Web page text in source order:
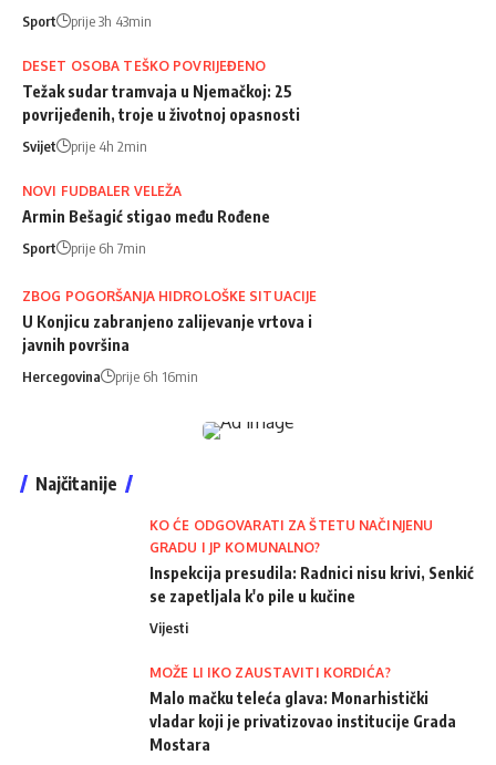
Sport prije 3h 43min
DESET OSOBA TEŠKO POVRIJEĐENO
Težak sudar tramvaja u Njemačkoj: 25
povrijeđenih, troje u životnoj opasnosti
Svijet prije 4h 2min
NOVI FUDBALER VELEŽA
Armin Bešagić stigao među Rođene
Sport prije 6h 7min
ZBOG POGORŠANJA HIDROLOŠKE SITUACIJE
U Konjicu zabranjeno zalijevanje vrtova i
javnih površina
Hercegovina prije 6h 16min
Najčitanije
KO ĆE ODGOVARATI ZA ŠTETU NAČINJENU
GRADU I JP KOMUNALNO?
Inspekcija presudila: Radnici nisu krivi, Senkić
se zapetljala k'o pile u kučine
Vijesti
MOŽE LI IKO ZAUSTAVITI KORDIĆA?
Malo mačku teleća glava: Monarhistički
vladar koji je privatizovao institucije Grada
Mostara